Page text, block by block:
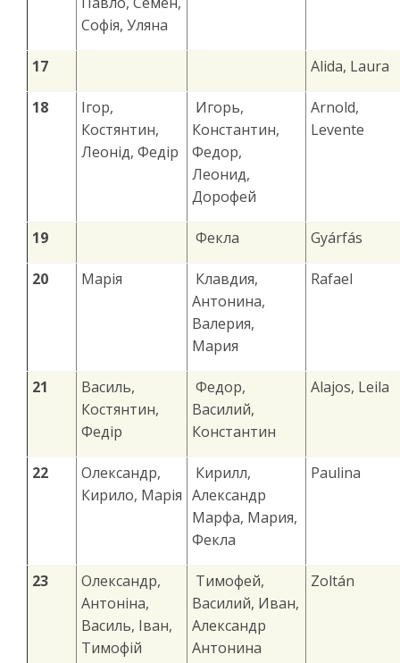
Софія, Уляна
17 Alida, Laura
18
Ігор,
Костянтин,
Леонід, Федір
Игорь,
Константин,
Федор,
Леонид,
Дорофей
Arnold,
Levente
19 Фекла Gyárfás
20 Марія
Клавдия,
Антонина,
Валерия,
Мария
Rafael
21
Василь,
Костянтин,
Федір
Федор,
Василий,
Константин
Alajos, Leila
22
Олександр,
Кирило, Марія
Кирилл,
Александр
Марфа, Мария,
Фекла
Paulina
23
Олександр,
Антоніна,
Василь, Іван,
Тимофій
Тимофей,
Василий, Иван,
Александр
Антонина
Zoltán